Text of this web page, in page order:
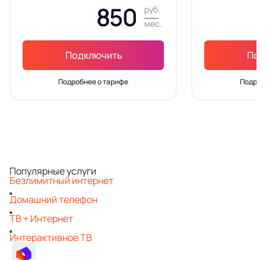
850
руб.
мес.
Подключить
Подробнее о тарифе
Популярные услуги
Безлимитный интернет
Домашний телефон
ТВ + Интернет
Интерактивное ТВ